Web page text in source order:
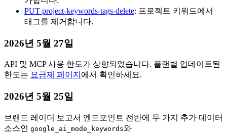
PUT project-keywords-tags-delete: 프로젝트 키워드에서
태그를 제거합니다.
2026년 5월 27일
API 및 MCP 사용 한도가 상향되었습니다. 플랜별 업데이트된
한도는 요금제 페이지 에서 확인하세요.
2026년 5월 25일
브랜드 레이더 보고서 엔드포인트 전반에 두 가지 추가 데이터
소스인 google_ai_mode_keywords와